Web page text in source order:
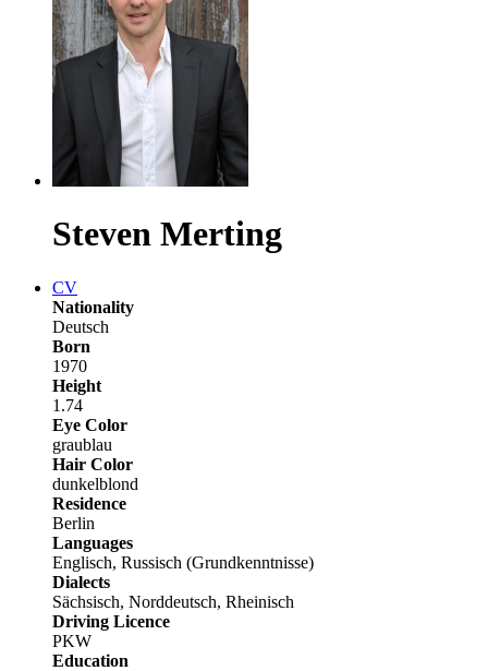
Steven Merting
CV
Nationality
Deutsch
Born
1970
Height
1.74
Eye Color
graublau
Hair Color
dunkelblond
Residence
Berlin
Languages
Englisch, Russisch (Grundkenntnisse)
Dialects
Sächsisch, Norddeutsch, Rheinisch
Driving Licence
PKW
Education